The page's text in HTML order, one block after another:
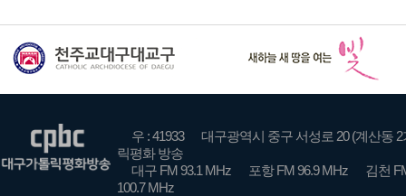
우 : 41933
대구광역시 중구 서성로 20 (계산동 2
릭평화 방송
대구 FM 93.1 MHz
포항 FM 96.9 MHz
김천
100.7 MHz